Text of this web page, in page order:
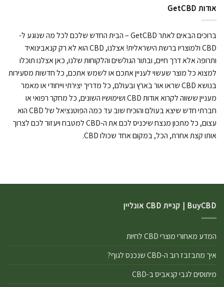
אודות GetCBD
ברוכים הבאים לאתר GetCBD – הבית החדש שלכם לכל מה שנוגע ל-
CBD ולמוצריו ברשת הישראלית! אצלנו, CBD הוא לא רק קנאבינואיד
ותרופה אלא דרך חיים, ובתור הגולשים והלקוחות שלנו, כאן אצלנו תוכלו
למצוא כל מוצר שעשוי לעניין אתכם או לשמש אתכם, כל חדשות מסעירות
בנושא CBD שראו אור בארץ ובעולם, כל מדריך יצירתי וייחודי או מאמר
מעניין ששווה לקרוא אודות CBD ושימושיו השונים, כל מחקר רפואי או
חברתי חדש שיצא בעולם והוכיח שוב עד כמה הפוטנציאל של CBD הוא
עצום, כל מתכון מנצח שיכניס לכם את ה-CBD למטבח ויעזור לכם לצרוך
אותו קצת אחרת, הכל, במקום אחד שכולו CBD.
BuyCBD | קניית CBD אונליין
המדע מאחורי מוצרי CBD לחיות
איך מתבזבז רוב ה-CBD שנכנס לגוף?
מיתוסים לגבי קנאביס ב-CBD